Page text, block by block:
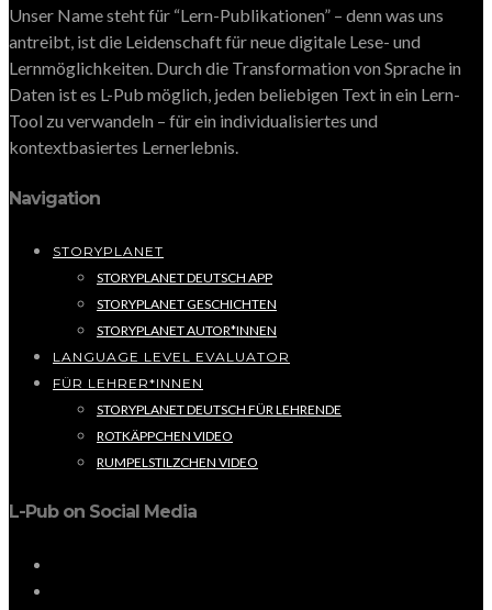
Unser Name steht für “Lern-Publikationen” – denn was uns
antreibt, ist die Leidenschaft für neue digitale Lese- und
Lernmöglichkeiten. Durch die Transformation von Sprache in
Daten ist es L-Pub möglich, jeden beliebigen Text in ein Lern-
Tool zu verwandeln – für ein individualisiertes und
kontextbasiertes Lernerlebnis.
Navigation
STORYPLANET
STORYPLANET DEUTSCH APP
STORYPLANET GESCHICHTEN
STORYPLANET AUTOR*INNEN
LANGUAGE LEVEL EVALUATOR
FÜR LEHRER*INNEN
STORYPLANET DEUTSCH FÜR LEHRENDE
ROTKÄPPCHEN VIDEO
RUMPELSTILZCHEN VIDEO
L-Pub on Social Media